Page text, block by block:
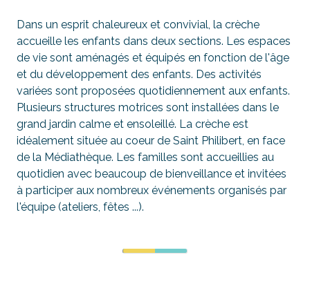
Dans un esprit chaleureux et convivial, la crèche
accueille les enfants dans deux sections. Les espaces
de vie sont aménagés et équipés en fonction de l'âge
et du développement des enfants. Des activités
variées sont proposées quotidiennement aux enfants.
Plusieurs structures motrices sont installées dans le
grand jardin calme et ensoleillé. La crèche est
idéalement située au coeur de Saint Philibert, en face
de la Médiathèque. Les familles sont accueillies au
quotidien avec beaucoup de bienveillance et invitées
à participer aux nombreux événements organisés par
l'équipe (ateliers, fêtes ...).